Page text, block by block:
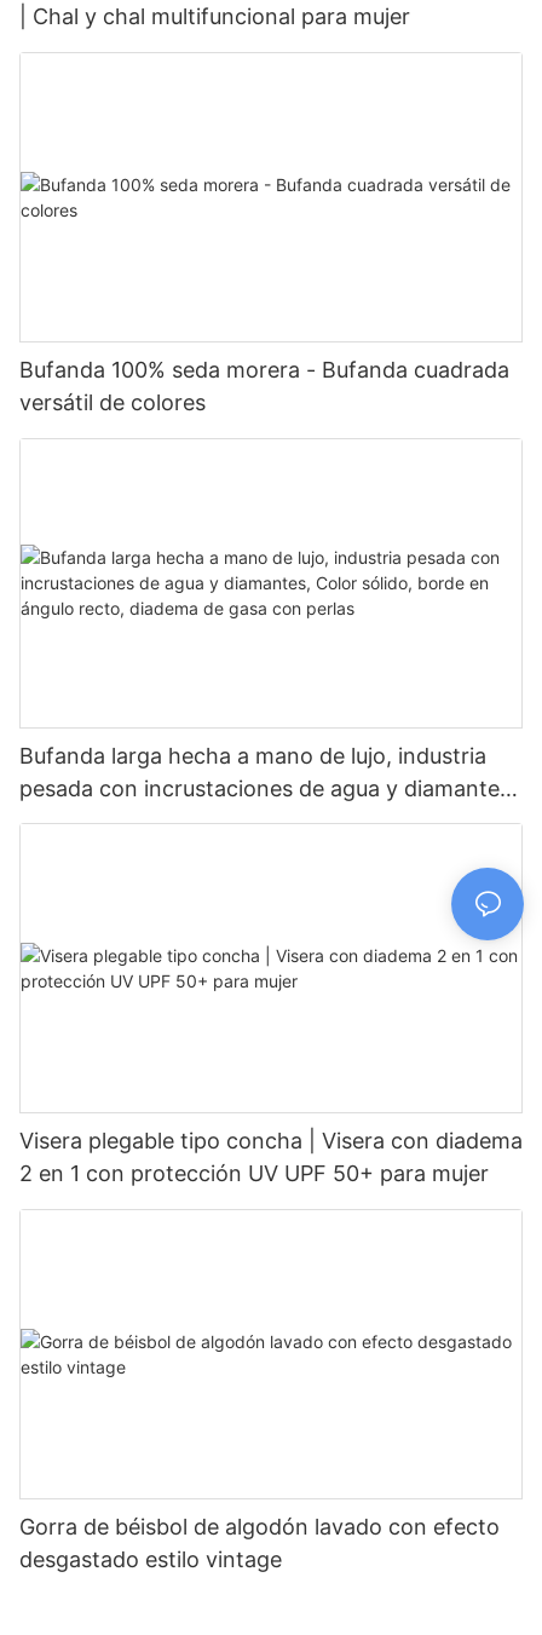
| Chal y chal multifuncional para mujer
Bufanda 100% seda morera - Bufanda cuadrada
versátil de colores
Bufanda larga hecha a mano de lujo, industria
pesada con incrustaciones de agua y diamantes,
Color sólido, borde en ángulo recto, diadema de
Visera plegable tipo concha | Visera con diadema
2 en 1 con protección UV UPF 50+ para mujer
Gorra de béisbol de algodón lavado con efecto
desgastado estilo vintage